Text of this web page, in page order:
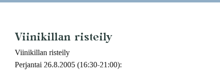
Viinikillan risteily
Viinikillan risteily
Perjantai 26.8.2005 (16:30-21:00):